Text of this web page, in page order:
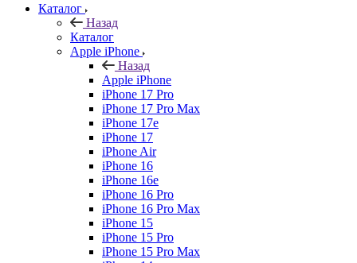
Каталог
Назад
Каталог
Apple iPhone
Назад
Apple iPhone
iPhone 17 Pro
iPhone 17 Pro Max
iPhone 17e
iPhone 17
iPhone Air
iPhone 16
iPhone 16e
iPhone 16 Pro
iPhone 16 Pro Max
iPhone 15
iPhone 15 Pro
iPhone 15 Pro Max